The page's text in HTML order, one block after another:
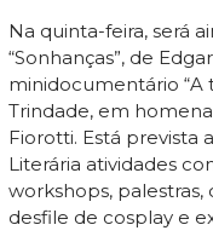
Na quinta-feira, será
“Sonhanças”, de
minidocumentário “A
Trindade, em
Fiorotti. Está prevista
Literária atividades
workshops,
desfile de cosplay e